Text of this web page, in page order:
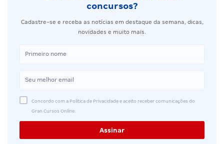
concursos?
Cadastre-se e receba as notícias em destaque da semana, dicas,
novidades e muito mais.
Concordo com a Política de Privacidade e aceito receber comunicações do
Gran Cursos Online.